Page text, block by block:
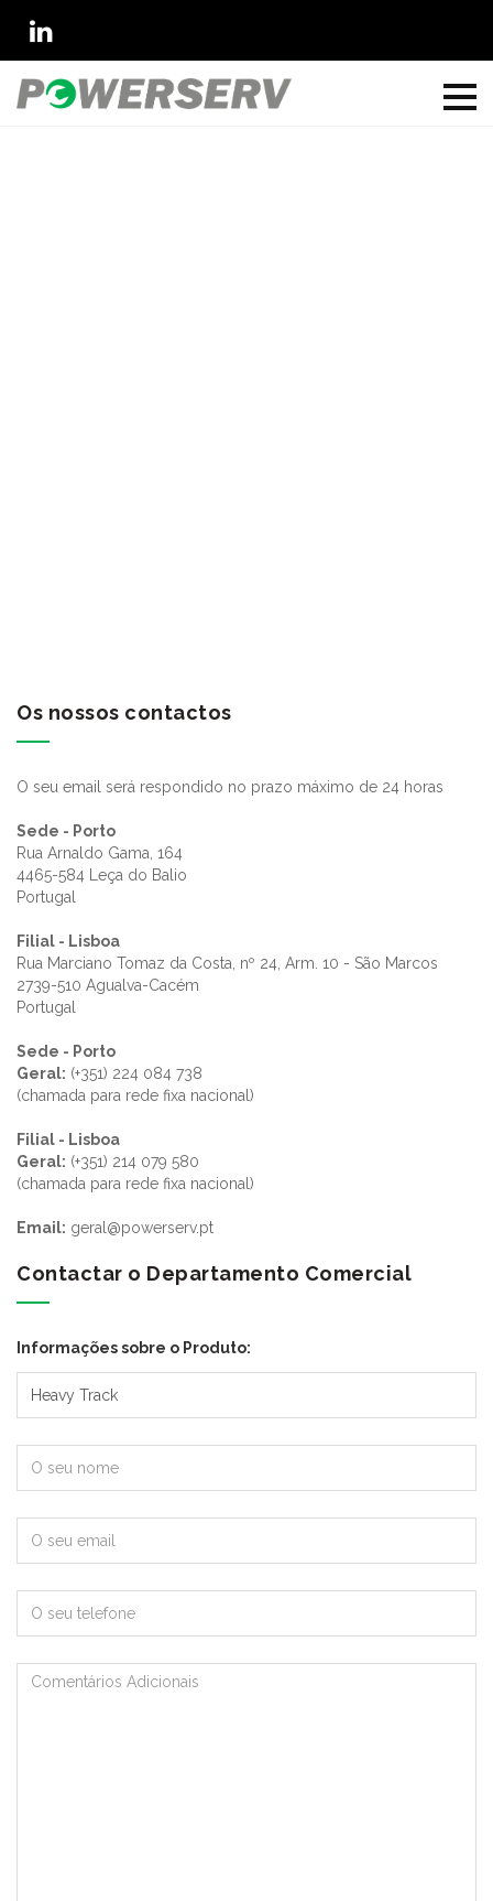
Os nossos contactos
O seu email será respondido no prazo máximo de 24 horas
Sede - Porto
Rua Arnaldo Gama, 164
4465-584 Leça do Balio
Portugal
Filial - Lisboa
Rua Marciano Tomaz da Costa, nº 24, Arm. 10 - São Marcos
2739-510 Agualva-Cacém
Portugal
Sede - Porto
Geral: (+351) 224 084 738
(chamada para rede fixa nacional)
Filial - Lisboa
Geral: (+351) 214 079 580
(chamada para rede fixa nacional)
Email: geral@powerserv.pt
Contactar o Departamento Comercial
Informações sobre o Produto: